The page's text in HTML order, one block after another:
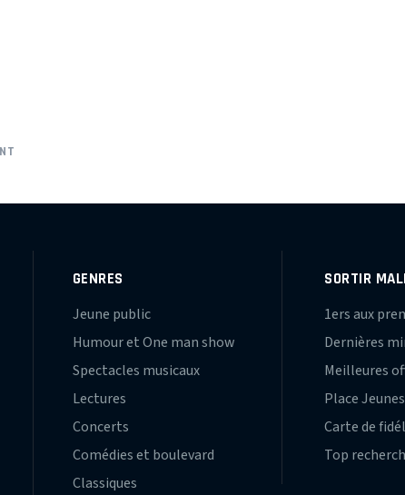
GENRES
Jeune public
Humour et One man show
Spectacles musicaux
Lectures
Concerts
Comédies et boulevard
Classiques
SORTIR
1ers aux
Dernières
Meilleures
Place Jeunes
Carte de
Top